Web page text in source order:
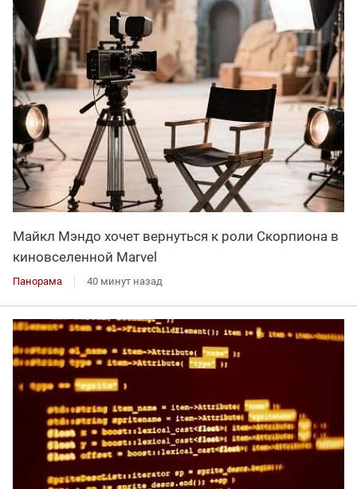
Майкл Мэндо хочет вернуться к роли Скорпиона в
киновселенной Marvel
Панорама 40 минут назад